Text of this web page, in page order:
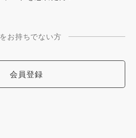
お持ちでない方
会員登録